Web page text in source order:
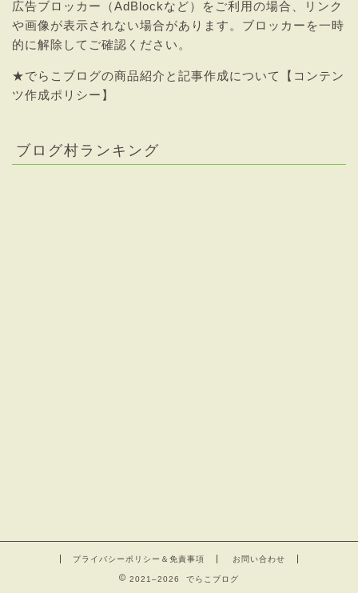
広告ブロッカー（AdBlockなど）をご利用の場合、リンク
や画像が表示されない場合があります。ブロッカーを一時
的に解除してご確認ください。
★でらこブログの商品紹介と記事作成について【コンテン
ツ作成ポリシー】
ブログ村ランキング
プライバシーポリシー＆免責事項 お問い合わせ
2021–2026 でらこブログ